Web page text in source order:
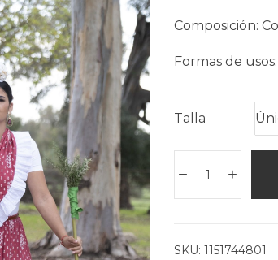
Composición:
Formas de
Talla
SKU: 1151744801